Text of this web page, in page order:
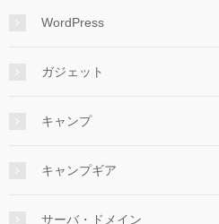
WordPress
ガジェット
キャンプ
キャンプギア
サーバ・ドメイン